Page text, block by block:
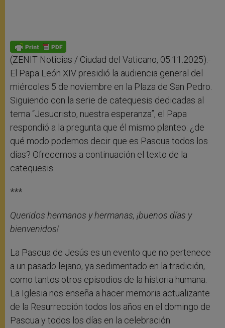
(ZENIT Noticias / Ciudad del Vaticano, 05.11.2025).-
El Papa León XIV presidió la audiencia general del
miércoles 5 de noviembre en la Plaza de San Pedro.
Siguiendo con la serie de catequesis dedicadas al
tema “Jesucristo, nuestra esperanza”, el Papa
respondió a la pregunta que él mismo planteo: ¿de
qué modo podemos decir que es Pascua todos los
días? Ofrecemos a continuación el texto de la
catequesis.
***
Queridos hermanos y hermanas, ¡buenos días y
bienvenidos!
La Pascua de Jesús es un evento que no pertenece
a un pasado lejano, ya sedimentado en la tradición,
como tantos otros episodios de la historia humana.
La Iglesia nos enseña a hacer memoria actualizante
de la Resurrección todos los años en el domingo de
Pascua y todos los días en la celebración